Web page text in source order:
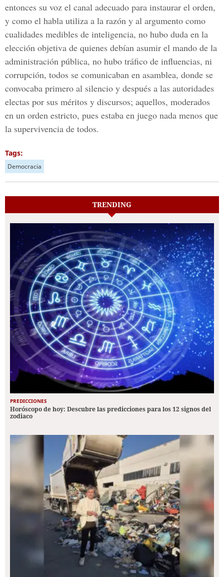
entonces su voz el canal adecuado para instaurar el orden,
y como el habla utiliza a la razón y al argumento como
cualidades medibles de inteligencia, no hubo duda en la
elección objetiva de quienes debían asumir el mando de la
administración pública, no hubo tráfico de influencias, ni
corrupción, todos se comunicaban en asamblea, donde se
convocaba primero al silencio y después a las autoridades
electas por sus méritos y discursos; aquellos, moderados
en un orden estricto, pues estaba en juego nada menos que
la supervivencia de todos.
Tags:
Democracia
TRENDING
PREDICCIONES
Horóscopo de hoy: Descubre las predicciones para los 12 signos del
zodiaco